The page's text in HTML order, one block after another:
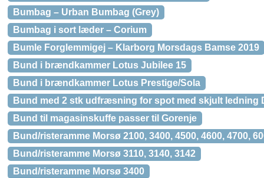
Bumbag – Urban Bumbag (Grey)
Bumbag i sort læder – Corium
Bumle Forglemmigej – Klarborg Morsdags Bamse 2019
Bund i brændkammer Lotus Jubilee 15
Bund i brændkammer Lotus Prestige/Sola
Bund med 2 stk udfræsning for spot med skjult ledning
Bund til magasinskuffe passer til Gorenje
Bund/risteramme Morsø 2100, 3400, 4500, 4600, 4700,
Bund/risteramme Morsø 3110, 3140, 3142
Bund/risteramme Morsø 3400